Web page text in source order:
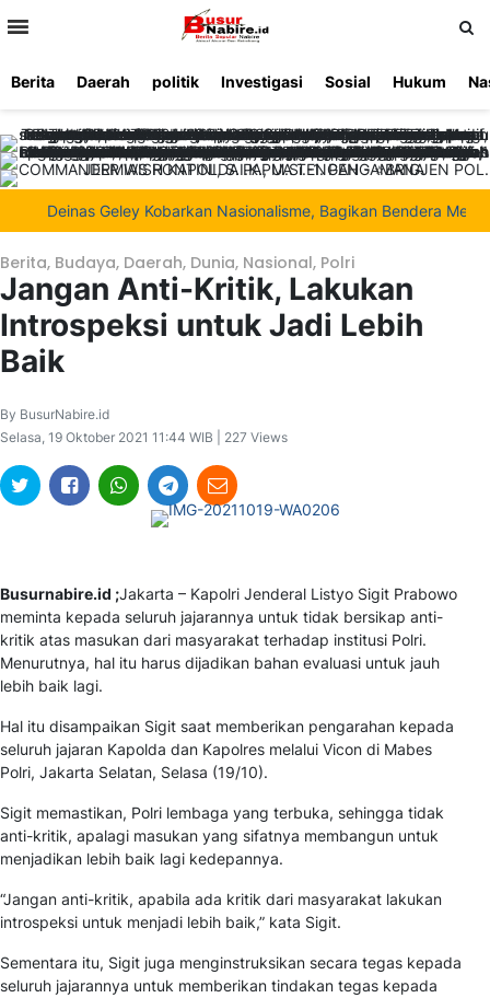
Berita Daerah politik Investigasi Sosial Hukum
Deinas Geley Kobarkan Nasionalisme, Bagikan Bendera Merah
Berita, Budaya, Daerah, Dunia, Nasional, Polri
Jangan Anti-Kritik, Lakukan
Introspeksi untuk Jadi Lebih
Baik
By BusurNabire.id
Selasa, 19 Oktober 2021 11:44 WIB | 227 Views
Busurnabire.id ;Jakarta – Kapolri Jenderal Listyo Sigit Prabowo
meminta kepada seluruh jajarannya untuk tidak bersikap anti-
kritik atas masukan dari masyarakat terhadap institusi Polri.
Menurutnya, hal itu harus dijadikan bahan evaluasi untuk jauh
lebih baik lagi.
Hal itu disampaikan Sigit saat memberikan pengarahan kepada
seluruh jajaran Kapolda dan Kapolres melalui Vicon di Mabes
Polri, Jakarta Selatan, Selasa (19/10).
Sigit memastikan, Polri lembaga yang terbuka, sehingga tidak
anti-kritik, apalagi masukan yang sifatnya membangun untuk
menjadikan lebih baik lagi kedepannya.
“Jangan anti-kritik, apabila ada kritik dari masyarakat lakukan
introspeksi untuk menjadi lebih baik,” kata Sigit.
Sementara itu, Sigit juga menginstruksikan secara tegas kepada
seluruh jajarannya untuk memberikan tindakan tegas kepada